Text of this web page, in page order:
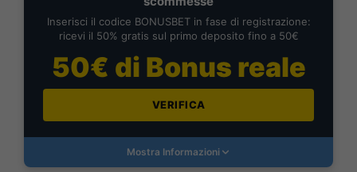
Inserisci il codice BONUSBET in fase di registrazione:
ricevi il 50% gratis sul primo deposito fino a 50€
50€ di Bonus reale
VERIFICA
Mostra Informazioni